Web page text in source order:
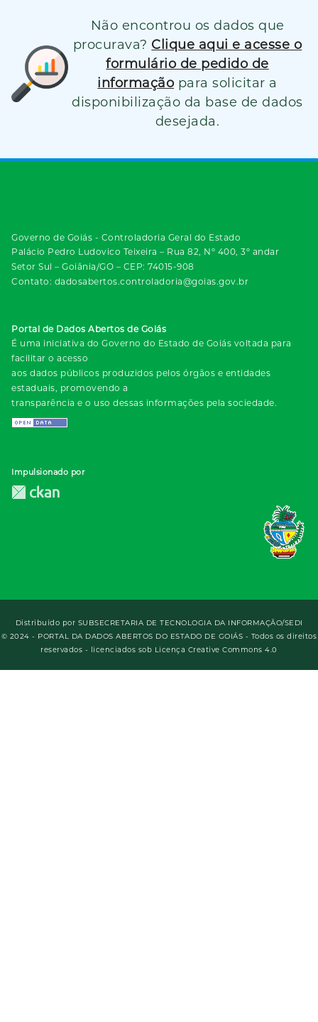
Não encontrou os dados que
procurava? Clique aqui e acesse o
formulário de pedido de
informação para solicitar a
disponibilização da base de dados
desejada.
Governo de Goiás - Controladoria Geral do Estado
Palácio Pedro Ludovico Teixeira – Rua 82, Nº 400, 3º andar
Setor Sul – Goiânia/GO – CEP: 74015-908
Contato: dadosabertos.controladoria@goias.gov.br
Portal de Dados Abertos de Goiás
É uma iniciativa do Governo do Estado de Goiás voltada para
facilitar o acesso
aos dados públicos produzidos pelos órgãos e entidades
estaduais, promovendo a
transparência e o uso dessas informações pela sociedade.
Impulsionado por
Distribuído por SUBSECRETARIA DE TECNOLOGIA DA INFORMAÇÃO/SEDI
© 2024 - PORTAL DA DADOS ABERTOS DO ESTADO DE GOIÁS - Todos os direitos
reservados - licenciados sob Licença Creative Commons 4.0